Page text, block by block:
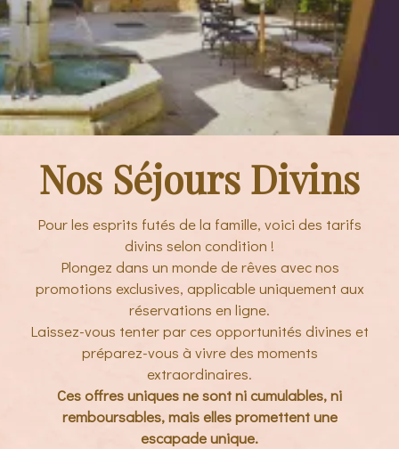
Nos Séjours Divins
Pour les esprits futés de la famille, voici des tarifs
divins selon condition !
Plongez dans un monde de rêves avec nos
promotions exclusives, applicable uniquement aux
réservations en ligne.
Laissez-vous tenter par ces opportunités divines et
préparez-vous à vivre des moments
extraordinaires.
Ces offres uniques ne sont ni cumulables, ni
remboursables, mais elles promettent une
escapade unique.